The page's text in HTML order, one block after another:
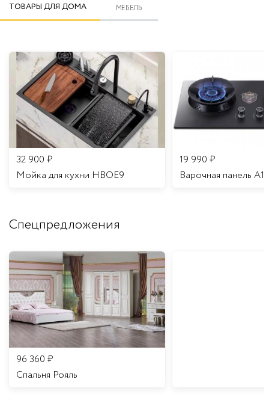
ТОВАРЫ ДЛЯ ДОМА МЕБЕЛЬ
32 900 ₽
Мойка для кухни HBOE9
19 990 ₽
Варочная панель A16
Спецпредложения
96 360 ₽
Спальня Рояль